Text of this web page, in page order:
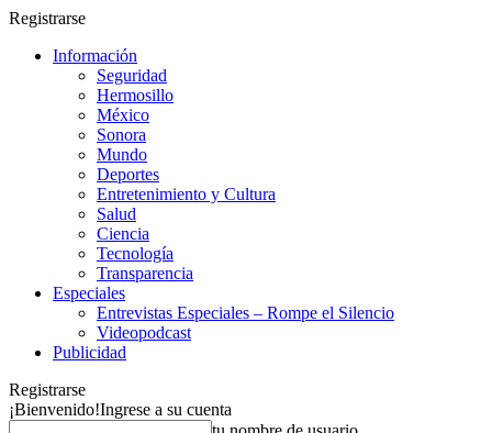
Registrarse
Información
Seguridad
Hermosillo
México
Sonora
Mundo
Deportes
Entretenimiento y Cultura
Salud
Ciencia
Tecnología
Transparencia
Especiales
Entrevistas Especiales – Rompe el Silencio
Videopodcast
Publicidad
Registrarse
¡Bienvenido!Ingrese a su cuenta